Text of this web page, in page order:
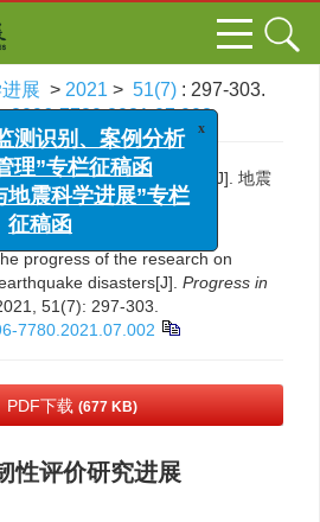
展 > 2021 > 51(7) : 297-303.
7780.2021.07.002
响的经济韧性评价研究进展[J]. 地震
303.
7780.2021.07.002
progress of the research on
disasters[J]. Progress in
51(7): 297-303.
7780.2021.07.002
PDF下载 (677 KB)
性评价研究进展
测识别、案例分析
理”专栏征稿函
地震科学进展”专栏
征稿函